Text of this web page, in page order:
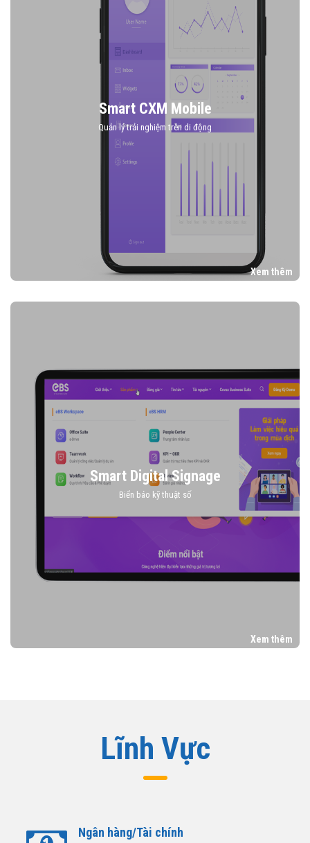
Smart CXM Mobile
Quản lý trải nghiệm trên di động
Xem thêm
Smart Digital Signage
Biển báo kỹ thuật số
Xem thêm
Lĩnh Vực
Ngân hàng/Tài chính